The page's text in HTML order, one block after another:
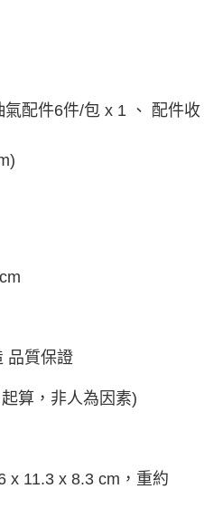
配件6件/包 x 1 、 配件收
品質保證
算，非人為因素)
x 11.3 x 8.3 cm，重約